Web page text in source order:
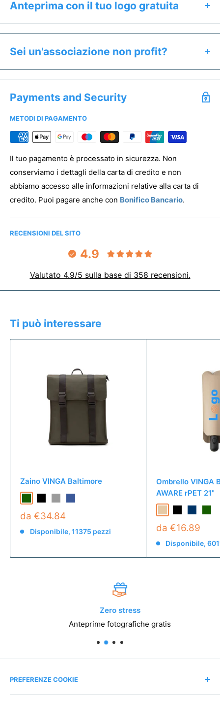
Anteprima con il tuo logo gratuita
Clicca il pulsante "Preventivo & Anteprima" per:
Calcolare il prezzo esatto del prodotto
Salvare un preventivo
Acquistare campioni senza stampa
Sei un'associazione non profit?
Se sei un'associazione non profit hai diritto a prezzi
Terzo Settore.
Per registrare la tua associazione clicca
Payments and Security
METODI DI PAGAMENTO
Il tuo pagamento è processato in sicurezza. Non
conserviamo i dettagli della carta di credito e non
abbiamo accesso alle informazioni relative alla carta di
credito. Puoi pagare anche con Bonifico Bancario.
RECENSIONI DEL SITO
4.9
Valutato 4.9/5 sulla base di 358 recensioni.
Ti può interessare
Zaino VINGA Baltimore
da €34.84
Disponibile, 11375 pezzi
Ombrello VINGA
AWARE rPET 21"
da €16.89
Disponibile,
Zero stress
Anteprime fotografiche gratis
PREFERENZE COOKIE
Modifica consensi